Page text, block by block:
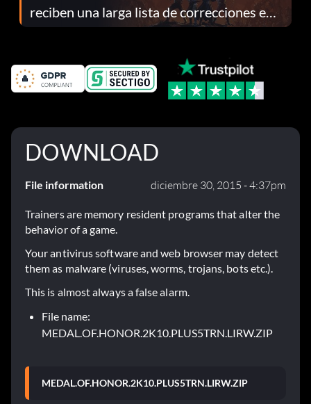
reciben una larga lista de correcciones en
el parche 1.0.4
DOWNLOAD
File information diciembre 30, 2015 - 4:37pm
Trainers are memory resident programs that alter the
behavior of a game.
Your antivirus software and web browser may detect
them as malware (viruses, worms, trojans, bots etc.).
This is almost always a false alarm.
File name:
MEDAL.OF.HONOR.2K10.PLUS5TRN.LIRW.ZIP
MEDAL.OF.HONOR.2K10.PLUS5TRN.LIRW.ZIP